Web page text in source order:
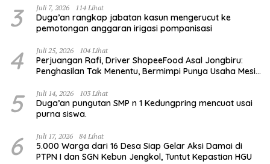
3 Juli 7, 2026 114 Lihat
Duga’an rangkap jabatan kasun mengerucut ke
pemotongan anggaran irigasi pompanisasi
4 Juli 25, 2026 104 Lihat
Perjuangan Rafi, Driver ShopeeFood Asal Jongbiru:
Penghasilan Tak Menentu, Bermimpi Punya Usaha Mesin
5 Juli 14, 2026 103 Lihat
Duga’an pungutan SMP n 1 Kedungpring mencuat usai
purna siswa.
6 Juli 17, 2026 84 Lihat
5.000 Warga dari 16 Desa Siap Gelar Aksi Damai di
PTPN I dan SGN Kebun Jengkol, Tuntut Kepastian HGU